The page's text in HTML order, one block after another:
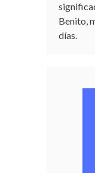
Benito,
días.